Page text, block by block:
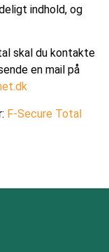
indhold, og
skal du kontakte
en mail på
F-Secure Total